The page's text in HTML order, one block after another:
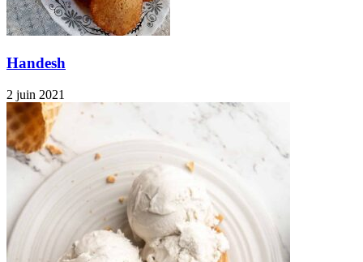
Handesh
2 juin 2021